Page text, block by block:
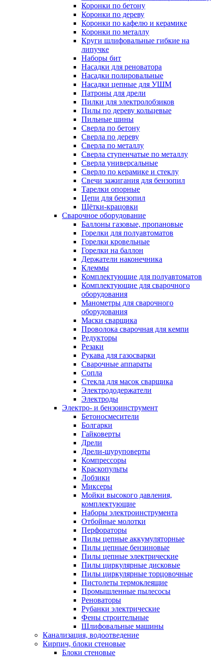
Коронки по бетону
Коронки по дереву
Коронки по кафелю и керамике
Коронки по металлу
Круги шлифовальные гибкие на
липучке
Наборы бит
Насадки для реноватора
Насадки полировальные
Насадки цепные для УШМ
Патроны для дрели
Пилки для электролобзиков
Пилы по дереву кольцевые
Пильные шины
Сверла по бетону
Сверла по дереву
Сверла по металлу
Сверла ступенчатые по металлу
Сверла универсальные
Сверло по керамике и стеклу
Свечи зажигания для бензопил
Тарелки опорные
Цепи для бензопил
Щётки-крацовки
Сварочное оборудование
Баллоны газовые, пропановые
Горелки для полуавтоматов
Горелки кровельные
Горелки на баллон
Держатели наконечника
Клеммы
Комплектующие для полуавтоматов
Комплектующие для сварочного
оборудования
Манометры для сварочного
оборудования
Маски сварщика
Проволока сварочная для кемпи
Редукторы
Резаки
Рукава для газосварки
Сварочные аппараты
Сопла
Стекла для масок сварщика
Электрододержатели
Электроды
Электро- и бензоинструмент
Бетоносмесители
Болгарки
Гайковерты
Дрели
Дрели-шуруповерты
Компрессоры
Краскопульты
Лобзики
Миксеры
Мойки высокого давления,
комплектующие
Наборы электроинструмента
Отбойные молотки
Перфораторы
Пилы цепные аккумуляторные
Пилы цепные бензиновые
Пилы цепные электрические
Пилы циркулярные дисковые
Пилы циркулярные торцовочные
Пистолеты термоклеящие
Промышленные пылесосы
Реноваторы
Рубанки электрические
Фены строительные
Шлифовальные машины
Канализация, водоотведение
Кирпич, блоки стеновые
Блоки стеновые